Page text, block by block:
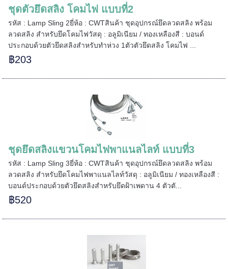
ชุดตัวยึดสลิง โคมไฟ แบบที่2
รหัส : Lamp Sling 2ยี่ห้อ : CWTสินค้า ชุดอุปกรณ์ยึดลวดสลิง พร้อม
ลวดสลิง สำหรับยึดโคมไฟวัสดุ : อลูมิเนียม / ทองเหลืองสี : บอนด์
ประกอบด้วยตัวยึดสลิงสำหรับทำห่วง 1ตัวตัวยึดสลิง โคมไฟ ...
฿203
ชุดยึดสลิงแขวนโคมไฟพาแนลไลท์ แบบที่3
รหัส : Lamp Sling 3ยี่ห้อ : CWTสินค้า ชุดอุปกรณ์ยึดลวดสลิง พร้อม
ลวดสลิง สำหรับยึดโคมไฟพาแนลไลท์วัสดุ : อลูมิเนียม / ทองเหลืองสี :
บอนด์ประกอบด้วยตัวยึดสลิงสำหรับยึดฝ้าเพดาน 4 ตัวตั...
฿520